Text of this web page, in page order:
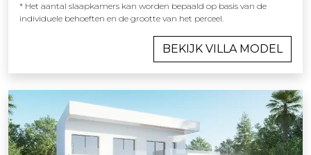
* Het aantal slaapkamers kan worden bepaald op basis van de
individuele behoeften en de grootte van het perceel.
BEKIJK VILLA MODEL